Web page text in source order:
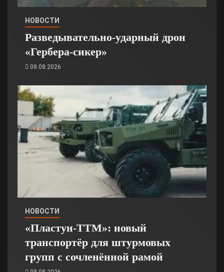
НОВОСТИ
Разведывательно-ударный дрон
«Гербера-сикер»
08.08.2026
НОВОСТИ
«Пластун-ТТМ»: новый
транспортёр для штурмовых
групп с сочленённой рамой